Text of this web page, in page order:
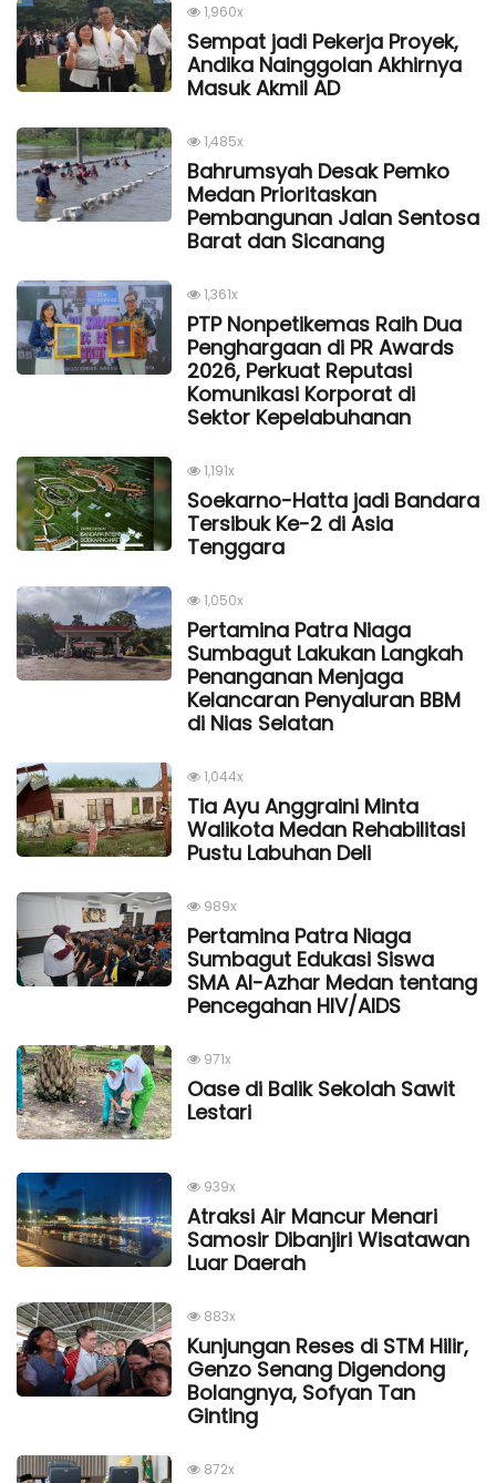
1,960x
Sempat jadi Pekerja Proyek,
Andika Nainggolan Akhirnya
Masuk Akmil AD
1,485x
Bahrumsyah Desak Pemko
Medan Prioritaskan
Pembangunan Jalan Sentosa
Barat dan Sicanang
1,361x
PTP Nonpetikemas Raih Dua
Penghargaan di PR Awards
2026, Perkuat Reputasi
Komunikasi Korporat di
Sektor Kepelabuhanan
1,191x
Soekarno-Hatta jadi Bandara
Tersibuk Ke-2 di Asia
Tenggara
1,050x
Pertamina Patra Niaga
Sumbagut Lakukan Langkah
Penanganan Menjaga
Kelancaran Penyaluran BBM
di Nias Selatan
1,044x
Tia Ayu Anggraini Minta
Walikota Medan Rehabilitasi
Pustu Labuhan Deli
989x
Pertamina Patra Niaga
Sumbagut Edukasi Siswa
SMA Al-Azhar Medan tentang
Pencegahan HIV/AIDS
971x
Oase di Balik Sekolah Sawit
Lestari
939x
Atraksi Air Mancur Menari
Samosir Dibanjiri Wisatawan
Luar Daerah
883x
Kunjungan Reses di STM Hilir,
Genzo Senang Digendong
Bolangnya, Sofyan Tan
Ginting
872x